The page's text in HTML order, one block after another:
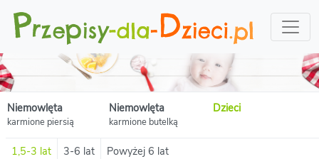
Niemowlęta
karmione piersią
Niemowlęta
karmione butelką
Dzieci
1,5-3 lat 3-6 lat Powyżej 6 lat